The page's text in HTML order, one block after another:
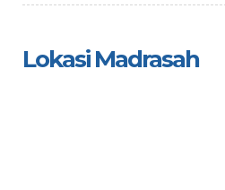
Lokasi Madrasah